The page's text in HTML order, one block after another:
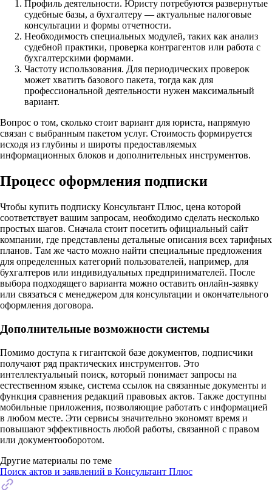
Профиль деятельности. Юристу потребуются развернутые
судебные базы, а бухгалтеру — актуальные налоговые
консультации и формы отчетности.
Необходимость специальных модулей, таких как анализ
судебной практики, проверка контрагентов или работа с
бухгалтерскими формами.
Частоту использования. Для периодических проверок
может хватить базового пакета, тогда как для
профессиональной деятельности нужен максимальный
вариант.
Вопрос о том, сколько стоит вариант для юриста, напрямую
связан с выбранным пакетом услуг. Стоимость формируется
исходя из глубины и широты предоставляемых
информационных блоков и дополнительных инструментов.
Процесс оформления подписки
Чтобы купить подписку Консультант Плюс, цена которой
соответствует вашим запросам, необходимо сделать несколько
простых шагов. Сначала стоит посетить официальный сайт
компании, где представлены детальные описания всех тарифных
планов. Там же часто можно найти специальные предложения
для определенных категорий пользователей, например, для
бухгалтеров или индивидуальных предпринимателей. После
выбора подходящего варианта можно оставить онлайн-заявку
или связаться с менеджером для консультации и окончательного
оформления договора.
Дополнительные возможности системы
Помимо доступа к гигантской базе документов, подписчики
получают ряд практических инструментов. Это
интеллектуальный поиск, который понимает запросы на
естественном языке, система ссылок на связанные документы и
функция сравнения редакций правовых актов. Также доступны
мобильные приложения, позволяющие работать с информацией
в любом месте. Эти сервисы значительно экономят время и
повышают эффективность любой работы, связанной с правом
или документооборотом.
Другие материалы по теме
Поиск актов и заявлений в Консультант Плюс